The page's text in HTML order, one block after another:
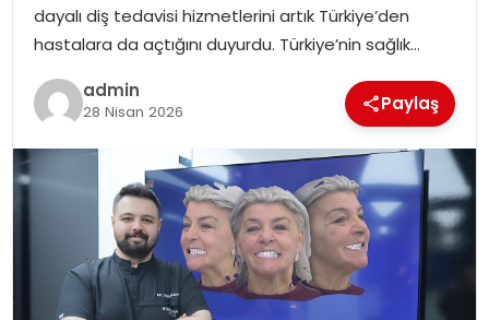
SPOR
TEKNOLOJI
YAŞAM
dayalı diş tedavisi hizmetlerini artık Türkiye’den
hastalara da açtığını duyurdu. Türkiye’nin sağlık…
admin
28 Nisan 2026 Paylaş